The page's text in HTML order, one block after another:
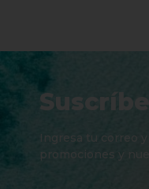
Ingresa tu correo
promociones y